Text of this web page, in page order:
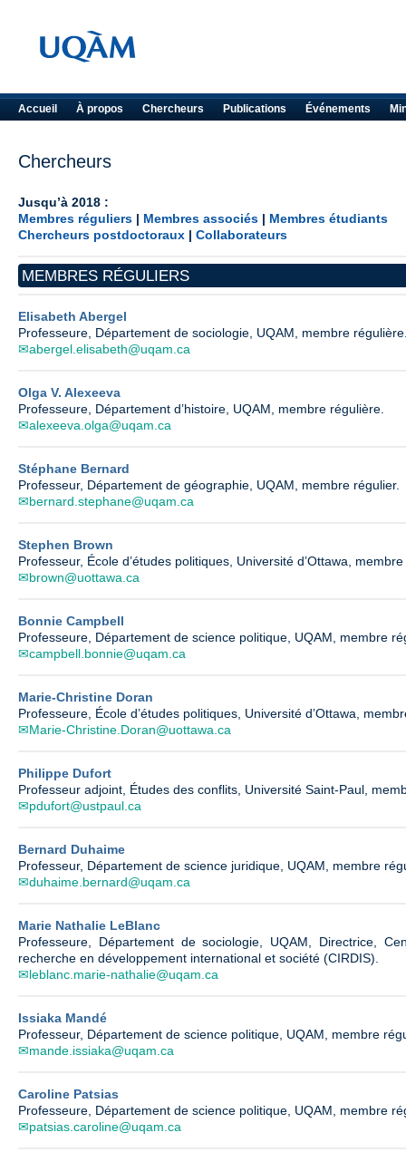
Accueil À propos Chercheurs Publications Événements
Chercheurs
Jusqu’à 2018 :
Membres réguliers | Membres associés | Membres étudiants
Chercheurs postdoctoraux | Collaborateurs
MEMBRES RÉGULIERS
Elisabeth Abergel
Professeure, Département de sociologie, UQAM, membre
abergel.elisabeth@uqam.ca
Olga V. Alexeeva
Professeure, Département d’histoire, UQAM, membre régulière.
alexeeva.olga@uqam.ca
Stéphane Bernard
Professeur, Département de géographie, UQAM, membre régulier.
bernard.stephane@uqam.ca
Stephen Brown
Professeur, École d’études politiques, Université d’Ottawa,
brown@uottawa.ca
Bonnie Campbell
Professeure, Département de science politique, UQAM, membre
campbell.bonnie@uqam.ca
Marie-Christine Doran
Professeure, École d’études politiques, Université d’Ottawa,
Marie-Christine.Doran@uottawa.ca
Philippe Dufort
Professeur adjoint, Études des conflits, Université Saint-Paul,
pdufort@ustpaul.ca
Bernard Duhaime
Professeur, Département de science juridique, UQAM, membre
duhaime.bernard@uqam.ca
Marie Nathalie LeBlanc
Professeure, Département de sociologie, UQAM, Directrice,
recherche en développement international et société (CIRDIS).
leblanc.marie-nathalie@uqam.ca
Issiaka Mandé
Professeur, Département de science politique, UQAM, membre
mande.issiaka@uqam.ca
Caroline Patsias
Professeure, Département de science politique, UQAM, membre
patsias.caroline@uqam.ca